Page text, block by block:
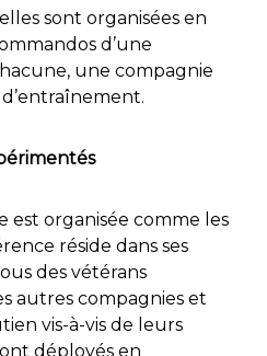
sont organisées en
d’une
une compagnie
est organisée comme les
réside dans ses
des vétérans
autres compagnies et
vis-à-vis de leurs
déployés en